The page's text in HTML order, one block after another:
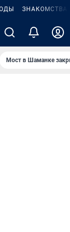
ЗНАКОМСТВА
Мост в Шаманке